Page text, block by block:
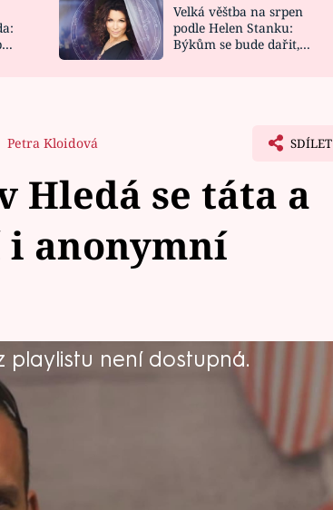
NOVINKY
VIDEORECEPTY
Velká věštba na srpen
podle Helen Stanku:
Býkům se bude dařit,
Petra Kloidová SDÍLET
Hledá se táta a
anonymní
playlistu není dostupná.
s vybranými finalisty a společně
pořádně prověří. Co uvidíte v